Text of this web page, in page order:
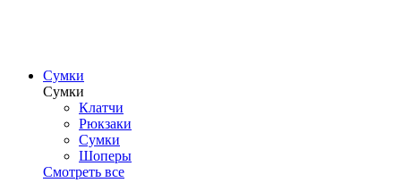
Сумки
Сумки
Клатчи
Рюкзаки
Сумки
Шоперы
Смотреть все